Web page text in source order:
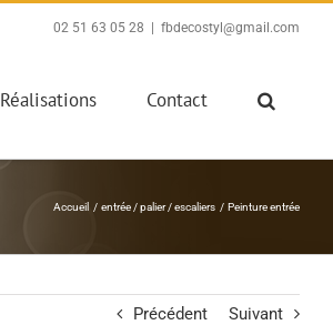
02 51 63 05 28 fbdecostyl@gmail.com
Réalisations Contact
Accueil entrée / palier / escaliers Peinture entrée
Précédent Suivant